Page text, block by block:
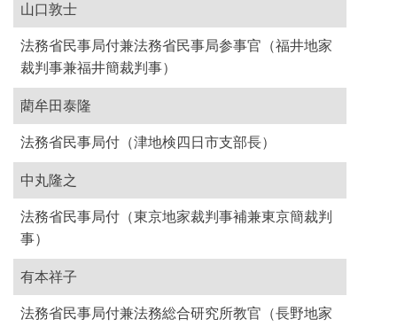
山口敦士
法務省民事局付兼法務省民事局参事官（福井地家
裁判事兼福井簡裁判事）
藺牟田泰隆
法務省民事局付（津地検四日市支部長）
中丸隆之
法務省民事局付（東京地家裁判事補兼東京簡裁判
事）
有本祥子
法務省民事局付兼法務総合研究所教官（長野地家